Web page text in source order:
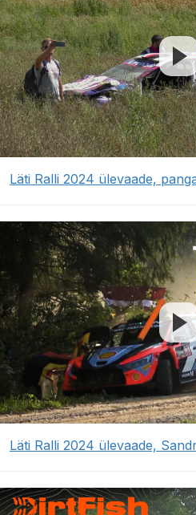
Läti Ralli 2024 ülevaade,
Läti Ralli 2024 ülevaade,